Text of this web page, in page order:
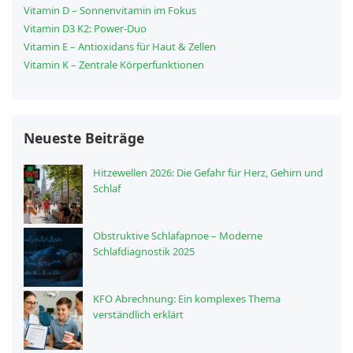
Vitamin D – Sonnenvitamin im Fokus
Vitamin D3 K2: Power-Duo
Vitamin E – Antioxidans für Haut & Zellen
Vitamin K – Zentrale Körperfunktionen
Neueste Beiträge
Hitzewellen 2026: Die Gefahr für Herz, Gehirn und
Schlaf
Obstruktive Schlafapnoe – Moderne
Schlafdiagnostik 2025
KFO Abrechnung: Ein komplexes Thema
verständlich erklärt